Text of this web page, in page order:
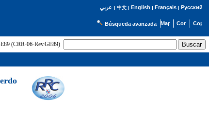
عربي | 中文| English | Français| Русский
Búsqueda avanzada
(CRR-06-Rev.GE89)